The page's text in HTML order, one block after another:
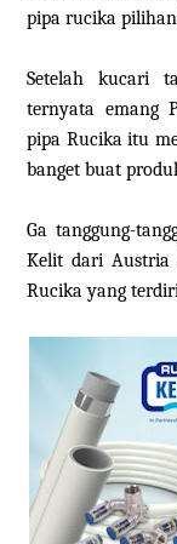
pipa rucika
Setelah kucari
ternyata emang
pipa Rucika itu
banget buat
Ga tanggung-
Kelit dari Austria
Rucika yang